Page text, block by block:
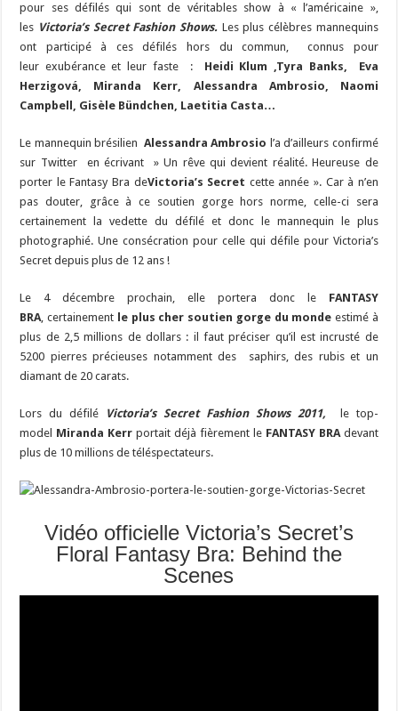
pour ses défilés qui sont de véritables show à « l’américaine »,
les Victoria’s Secret Fashion Shows. Les plus célèbres mannequins
ont participé à ces défilés hors du commun, connus pour
leur exubérance et leur faste : Heidi Klum ,Tyra Banks, Eva
Herzigová, Miranda Kerr, Alessandra Ambrosio, Naomi
Campbell, Gisèle Bündchen, Laetitia Casta…
Le mannequin brésilien Alessandra Ambrosio l’a d’ailleurs confirmé
sur Twitter en écrivant » Un rêve qui devient réalité. Heureuse de
porter le Fantasy Bra deVictoria’s Secret cette année ». Car à n’en
pas douter, grâce à ce soutien gorge hors norme, celle-ci sera
certainement la vedette du défilé et donc le mannequin le plus
photographié. Une consécration pour celle qui défile pour Victoria’s
Secret depuis plus de 12 ans !
Le 4 décembre prochain, elle portera donc le FANTASY
BRA, certainement le plus cher soutien gorge du monde estimé à
plus de 2,5 millions de dollars : il faut préciser qu’il est incrusté de
5200 pierres précieuses notamment des saphirs, des rubis et un
diamant de 20 carats.
Lors du défilé Victoria’s Secret Fashion Shows 2011,
le top-
model Miranda Kerr portait déjà fièrement le FANTASY BRA devant
plus de 10 millions de téléspectateurs.
Vidéo officielle Victoria’s Secret’s
Floral Fantasy Bra: Behind the
Scenes